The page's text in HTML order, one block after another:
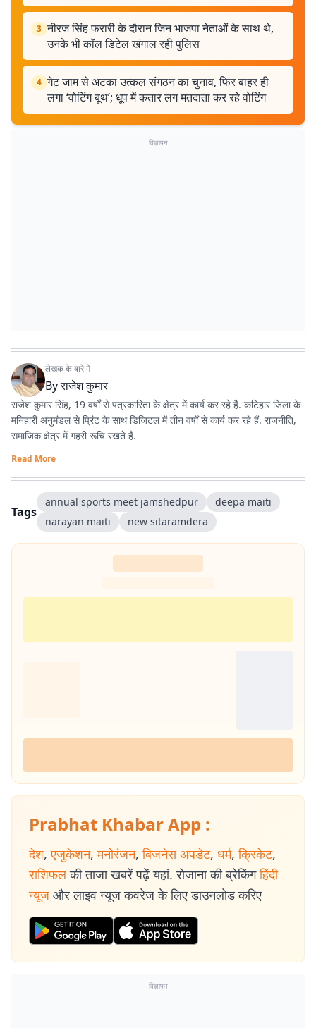
3 नीरज सिंह फरारी के दौरान जिन भाजपा नेताओं के साथ थे,
उनके भी कॉल डिटेल खंगाल रही पुलिस
4 गेट जाम से अटका उत्कल संगठन का चुनाव, फिर बाहर ही
लगा ‘वोटिंग बूथ’; धूप में कतार लग मतदाता कर रहे वोटिंग
विज्ञापन
लेखक के बारे में
Byराजेश कुमार
राजेश कुमार सिंह, 19 वर्षों से पत्रकारिता के क्षेत्र में कार्य कर रहे है. कटिहार जिला के
मनिहारी अनुमंडल से प्रिंट के साथ डिजिटल में तीन वर्षों से कार्य कर रहे हैं. राजनीति,
समाजिक क्षेत्र में गहरी रूचि रखते हैं.
Read More
Tags
annual sports meet jamshedpur
deepa maiti
narayan maiti
new sitaramdera
Prabhat Khabar App :
देश, एजुकेशन, मनोरंजन, बिजनेस अपडेट, धर्म, क्रिकेट,
राशिफल की ताजा खबरें पढ़ें यहां. रोजाना की ब्रेकिंग हिंदी
न्यूज और लाइव न्यूज कवरेज के लिए डाउनलोड करिए
विज्ञापन